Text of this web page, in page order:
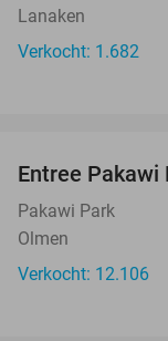
Lanaken
Verkocht: 1.682
Entree Pakawi
Pakawi Park
Olmen
Verkocht: 12.106